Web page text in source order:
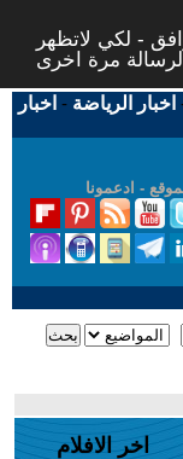
- لكي لاتظهر
اخبار الرياضة - اخبار
- ادعمونا
اخر الافلام